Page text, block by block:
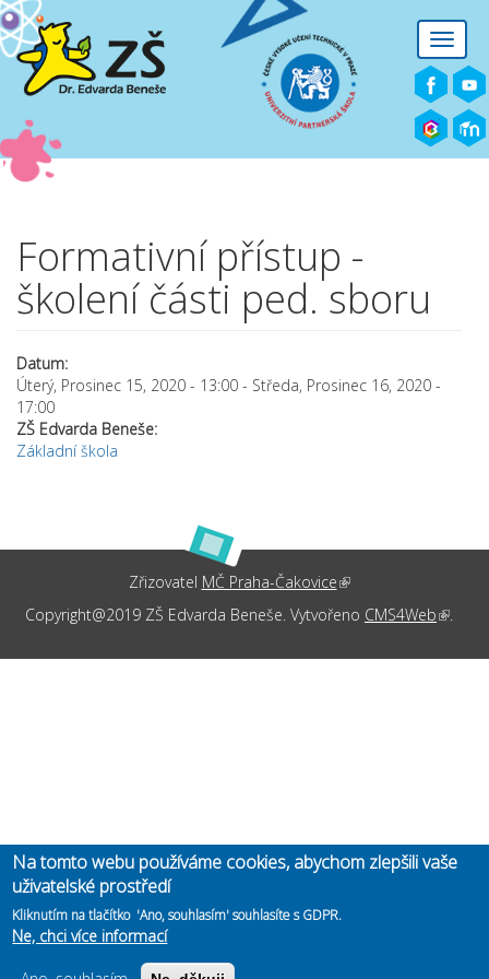
Přejít k hlavnímu obsahu
Toggle
Formativní přístup -
školení části ped. sboru
Datum:
Úterý, Prosinec 15, 2020 - 13:00 - Středa, Prosinec 16, 2020 -
17:00
ZŠ Edvarda Beneše:
Základní škola
Zřizovatel MČ Praha-Čakovice(link is external)
Copyright@2019 ZŠ Edvarda Beneše. Vytvořeno CMS4Web (link is
.
Na tomto webu používáme cookies, abychom zlepšili vaše
uživatelské prostředí
Kliknutím na tlačítko 'Ano, souhlasím' souhlasíte s GDPR.
Ne, chci více informací